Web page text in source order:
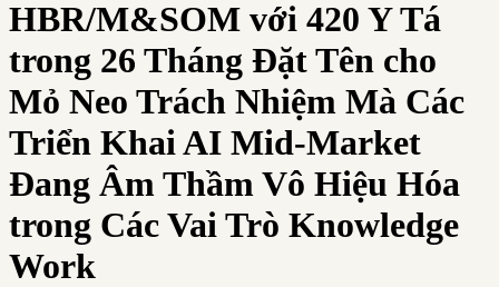
HBR/M&SOM với 420 Y Tá
trong 26 Tháng Đặt Tên cho
Mỏ Neo Trách Nhiệm Mà Các
Triển Khai AI Mid-Market
Đang Âm Thầm Vô Hiệu Hóa
trong Các Vai Trò Knowledge
Work